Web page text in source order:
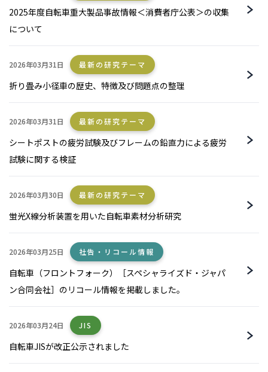
2025年度自転車重大製品事故情報＜消費者庁公表＞の収集
について
2026年03月31日 最新の研究テーマ
折り畳み小径車の歴史、特徴及び問題点の整理
2026年03月31日 最新の研究テーマ
シートポストの疲労試験及びフレームの鉛直力による疲労
試験に関する検証
2026年03月30日 最新の研究テーマ
蛍光X線分析装置を用いた自転車素材分析研究
2026年03月25日 社告・リコール情報
自転車（フロントフォーク）［スペシャライズド・ジャパ
ン合同会社］のリコール情報を掲載しました。
2026年03月24日 JIS
自転車JISが改正公示されました